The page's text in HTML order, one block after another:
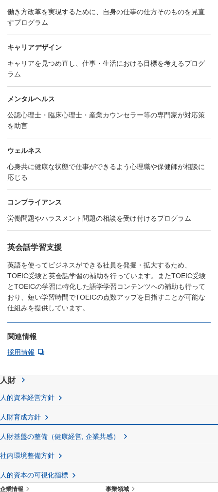
働き方改革を実現するために、自身の仕事の仕方そのものを見直
すプログラム
キャリアデザイン
キャリアを見つめ直し、仕事・生活における目標を考えるプログ
ラム
メンタルヘルス
公認心理士・臨床心理士・産業カウンセラー等の専門家が対応策
を助言
ウェルネス
心身共に健康な状態で仕事ができるよう心理職や保健師が相談に
応じる
コンプライアンス
労働問題やハラスメント問題の相談を受け付けるプログラム
英会話学習支援
英語を使ってビジネスができる社員を発掘・拡大するため、
TOEIC受験と英会話学習の補助を行っています。またTOEIC受験
とTOEICの学習に特化した語学学習コンテンツへの補助も行って
おり、短い学習時間でTOEICの点数アップを目指すことが可能な
仕組みを提供しています。
関連情報
採用情報
人財
人的資本経営方針
人財育成方針
人財基盤の整備（健康経営, 企業共感）
社内環境整備方針
人的資本の可視化指標
企業情報 事業領域